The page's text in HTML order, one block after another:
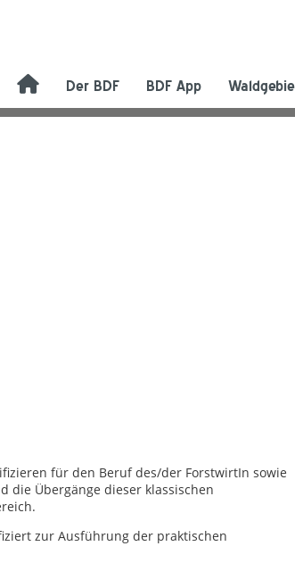
Der BDF BDF App
für den Beruf des/der ForstwirtIn sowie
die Übergänge dieser klassischen
zur Ausführung der praktischen